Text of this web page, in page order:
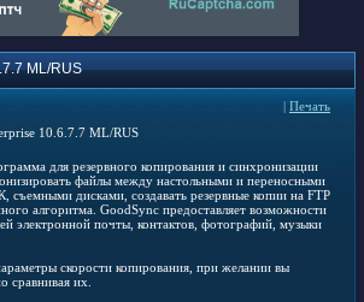
ML/RUS
| Печать
для резервного копирования и синхронизации
файлы между настольными и переносными
дисками, создавать резервные копии на FTP
алгоритма. GoodSync предоставляет возможности
электронной почты, контактов, фотографий, музыки
скорости копирования, при желании вы
сравнивая их.